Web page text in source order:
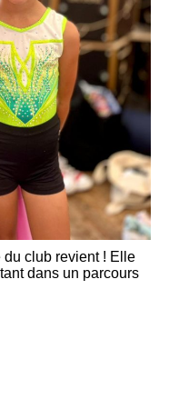
club revient ! Elle
dans un parcours